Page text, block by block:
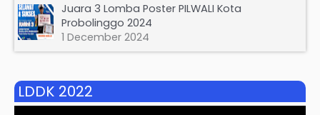
Juara 3 Lomba Poster PILWALI Kota
Probolinggo 2024
1 December 2024
LDDK 2022